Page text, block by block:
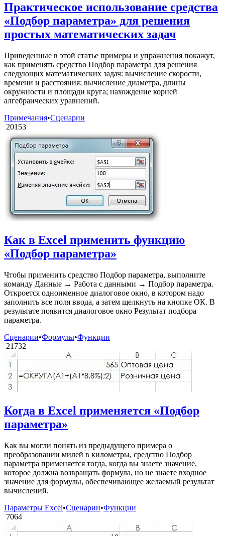
Практическое использование средства
«Подбор параметра» для решения
простых математических задач
Приведенные в этой статье примеры и упражнения покажут,
как применять средство Подбор параметра для решения
следующих математических задач: вычисление скорости,
времени и расстояния; вычисление диаметра, длины
окружности и площади круга; нахождение корней
алгебраических уравнений.
Примечания•Сценарии
20153
Как в Excel применить функцию
«Подбор параметра»
Чтобы применить средство Подбор параметра, выполните
команду Данные → Работа с данными → Подбор параметра.
Откроется одноименное диалоговое окно, в котором надо
заполнить все поля ввода, а затем щелкнуть на кнопке ОК. В
результате появится диалоговое окно Результат подбора
параметра.
Сценарии•Формулы•Функции
21732
Когда в Excel применяется «Подбор
параметра»
Как вы могли понять из предыдущего примера о
преобразовании милей в километры, средство Подбор
параметра применяется тогда, когда вы знаете значение,
которое должна возвращать формула, но не знаете входное
значение для формулы, обеспечивающее желаемый результат
вычислений.
Параметры Excel•Сценарии•Функции
7064